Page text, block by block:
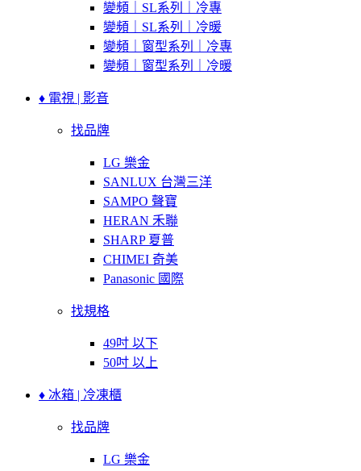
變頻｜SL系列｜冷專
變頻｜SL系列｜冷暖
變頻｜窗型系列｜冷專
變頻｜窗型系列｜冷暖
♦ 電視 | 影音
找品牌
LG 樂金
SANLUX 台灣三洋
SAMPO 聲寶
HERAN 禾聯
SHARP 夏普
CHIMEI 奇美
Panasonic 國際
找規格
49吋 以下
50吋 以上
♦ 冰箱 | 冷凍櫃
找品牌
LG 樂金